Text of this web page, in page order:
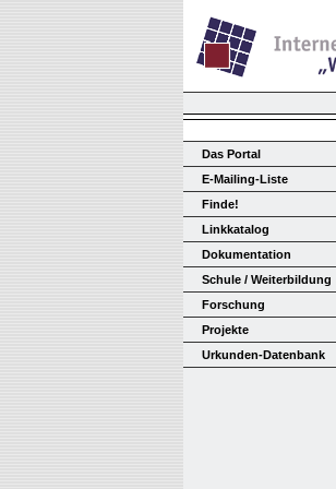
Das Portal
E-Mailing-Liste
Finde!
Linkkatalog
Dokumentation
Schule / Weiterbildung
Forschung
Projekte
Urkunden-Datenbank